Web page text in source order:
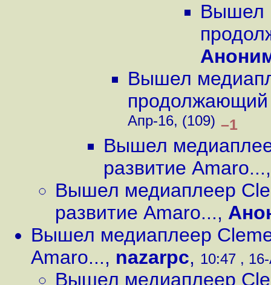
Вышел
Вышел
продолжающий
Апр-16, (109) –1
Вышел
развитие Amaro...
Вышел медиаплеер
развитие Amaro...,
Вышел медиаплеер
Amaro..., nazarpc, 10:47 ,
Вышел медиаплеер